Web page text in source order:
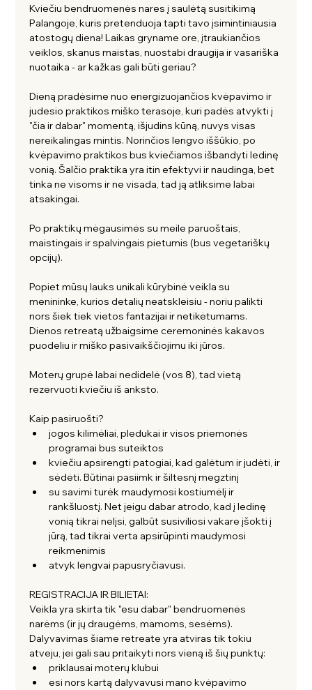
Kviečiu bendruomenės nares į saulėtą susitikimą
Palangoje, kuris pretenduoja tapti tavo įsimintiniausia
atostogų diena! Laikas gryname ore, įtraukiančios
veiklos, skanus maistas, nuostabi draugija ir vasariška
nuotaika - ar kažkas gali būti geriau?
Dieną pradėsime nuo energizuojančios kvėpavimo ir
judesio praktikos miško terasoje, kuri padės atvykti į
"čia ir dabar" momentą, išjudins kūną, nuvys visas
nereikalingas mintis. Norinčios lengvo iššūkio, po
kvėpavimo praktikos bus kviečiamos išbandyti ledinę
vonią. Šalčio praktika yra itin efektyvi ir naudinga, bet
tinka ne visoms ir ne visada, tad ją atliksime labai
atsakingai.
Po praktikų mėgausimės su meile paruoštais,
maistingais ir spalvingais pietumis (bus vegetariškų
opcijų).
Popiet mūsų lauks unikali kūrybinė veikla su
menininke, kurios detalių neatskleisiu - noriu palikti
nors šiek tiek vietos fantazijai ir netikėtumams.
Dienos retreatą užbaigsime ceremoninės kakavos
puodeliu ir miško pasivaikščiojimu iki jūros.
Moterų grupė labai nedidelė (vos 8), tad vietą
rezervuoti kviečiu iš anksto.
Kaip pasiruošti?
jogos kilimėliai, pledukai ir visos priemonės
programai bus suteiktos
kviečiu apsirengti patogiai, kad galėtum ir judėti, ir
sėdėti. Būtinai pasiimk ir šiltesnį megztinį
su savimi turėk maudymosi kostiumėlį ir
rankšluostį. Net jeigu dabar atrodo, kad į ledinę
vonią tikrai nelįsi, galbūt susiviliosi vakare įšokti į
jūrą, tad tikrai verta apsirūpinti maudymosi
reikmenimis
atvyk lengvai papusryčiavusi.
REGISTRACIJA IR BILIETAI:
Veikla yra skirta tik "esu dabar" bendruomenės
narėms (ir jų draugėms, mamoms, sesėms).
Dalyvavimas šiame retreate yra atviras tik tokiu
atveju, jei gali sau pritaikyti nors vieną iš šių punktų:
priklausai moterų klubui
esi nors kartą dalyvavusi mano kvėpavimo